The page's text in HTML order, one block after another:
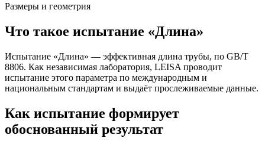
Размеры и геометрия
Что такое испытание «Длина»
Испытание «Длина» — эффективная длина трубы, по GB/T
8806. Как независимая лаборатория, LEISA проводит
испытание этого параметра по международным и
национальным стандартам и выдаёт прослеживаемые данные.
Как испытание формирует
обоснованный результат